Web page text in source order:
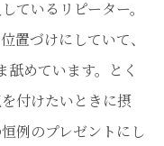
ているリピーター。
置づけにしていて、
めています。とく
付けたいときに摂
例のプレゼントにし